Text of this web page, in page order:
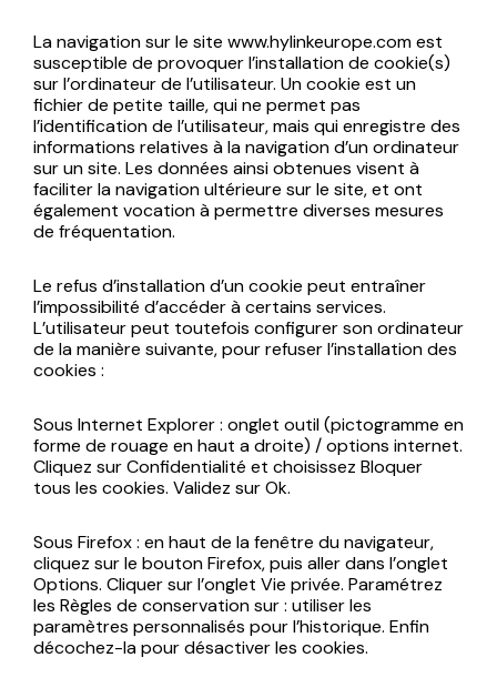
La navigation sur le site www.hylinkeurope.com est
susceptible de provoquer l’installation de cookie(s)
sur l’ordinateur de l’utilisateur. Un cookie est un
fichier de petite taille, qui ne permet pas
l’identification de l’utilisateur, mais qui enregistre des
informations relatives à la navigation d’un ordinateur
sur un site. Les données ainsi obtenues visent à
faciliter la navigation ultérieure sur le site, et ont
également vocation à permettre diverses mesures
de fréquentation.
Le refus d’installation d’un cookie peut entraîner
l’impossibilité d’accéder à certains services.
L’utilisateur peut toutefois configurer son ordinateur
de la manière suivante, pour refuser l’installation des
cookies :
Sous Internet Explorer : onglet outil (pictogramme en
forme de rouage en haut a droite) / options internet.
Cliquez sur Confidentialité et choisissez Bloquer
tous les cookies. Validez sur Ok.
Sous Firefox : en haut de la fenêtre du navigateur,
cliquez sur le bouton Firefox, puis aller dans l’onglet
Options. Cliquer sur l’onglet Vie privée. Paramétrez
les Règles de conservation sur : utiliser les
paramètres personnalisés pour l’historique. Enfin
décochez-la pour désactiver les cookies.